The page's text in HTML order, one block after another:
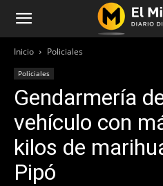
Inicio Policiales
Policiales
Gendarmería
vehículo con
kilos de
Pipó